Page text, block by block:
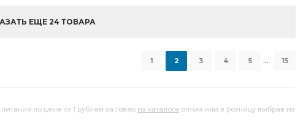
ЕЩЕ 24 ТОВАРА
1 2 3 4 5 ... 15
по цене от 1 рублей за товар из каталога оптом или в розницу выбрав из